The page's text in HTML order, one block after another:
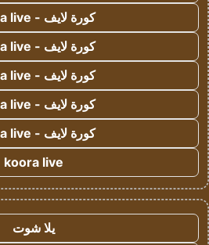
كورة لايف - koora live
كورة لايف - koora live
كورة لايف - koora live
كورة لايف - koora live
كورة لايف - koora live
koora live
يلا شوت